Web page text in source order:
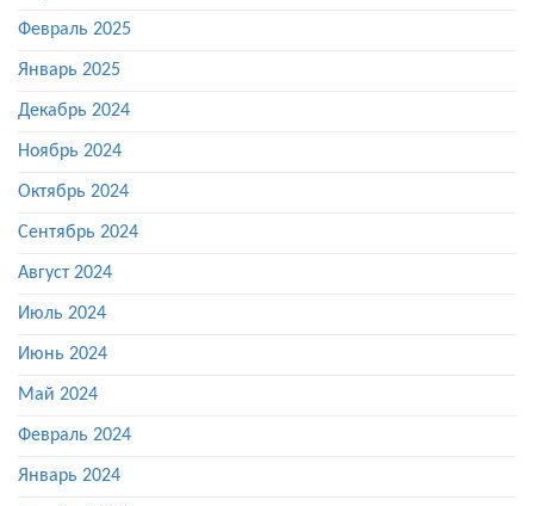
Февраль 2025
Январь 2025
Декабрь 2024
Ноябрь 2024
Октябрь 2024
Сентябрь 2024
Август 2024
Июль 2024
Июнь 2024
Май 2024
Февраль 2024
Январь 2024